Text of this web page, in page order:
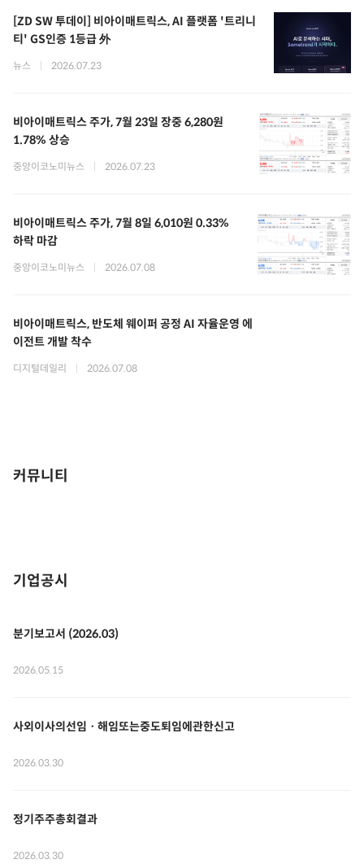
[ZD SW 투데이] 비아이매트릭스, AI 플랫폼 '트리니
티' GS인증 1등급 外
뉴스 2026.07.23
비아이매트릭스 주가, 7월 23일 장중 6,280원
1.78% 상승
중앙이코노미뉴스 2026.07.23
비아이매트릭스 주가, 7월 8일 6,010원 0.33%
하락 마감
중앙이코노미뉴스 2026.07.08
비아이매트릭스, 반도체 웨이퍼 공정 AI 자율운영 에
이전트 개발 착수
디지털데일리 2026.07.08
커뮤니티
기업공시
분기보고서 (2026.03)
2026.05.15
사외이사의선임ㆍ해임또는중도퇴임에관한신고
2026.03.30
정기주주총회결과
2026.03.30